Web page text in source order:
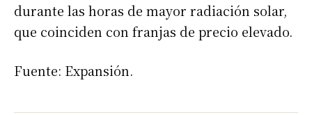
durante las horas de mayor radiación solar,
que coinciden con franjas de precio elevado.
Fuente: Expansión.